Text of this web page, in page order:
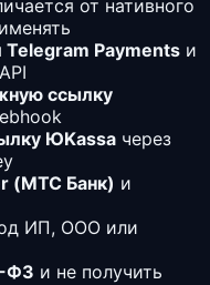
от нативного
Telegram Payments и
ссылку
ЮKassa через
(МТС Банк) и
ИП, ООО или
ФЗ и не получить